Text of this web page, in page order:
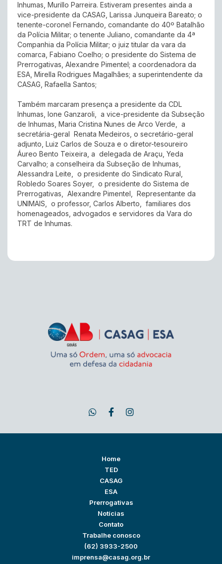
Inhumas, Murillo Parreira. Estiveram presentes ainda a
vice-presidente da CASAG, Larissa Junqueira Bareato; o
tenente-coronel Fernando, comandante do 40º Batalhão
da Polícia Militar; o tenente Juliano, comandante da 4ª
Companhia da Polícia Militar; o juiz titular da vara da
comarca, Fabiano Coelho; o presidente do Sistema de
Prerrogativas, Alexandre Pimentel; a coordenadora da
ESA, Mirella Rodrigues Magalhães; a superintendente da
CASAG, Rafaella Santos;
Também marcaram presença a presidente da CDL
Inhumas, Ione Ganzaroli, a vice-presidente da Subseção
de Inhumas, Maria Cristina Nunes de Arco Verde, a
secretária-geral Renata Medeiros, o secretário-geral
adjunto, Luiz Carlos de Souza e o diretor-tesoureiro
Áureo Bento Teixeira, a delegada de Araçu, Yeda
Carvalho; a conselheira da Subseção de Inhumas,
Alessandra Leite, o presidente do Sindicato Rural,
Robledo Soares Soyer, o presidente do Sistema de
Prerrogativas, Alexandre Pimentel, Representante da
UNIMAIS, o professor, Carlos Alberto, familiares dos
homenageados, advogados e servidores da Vara do
TRT de Inhumas.
Home
TED
CASAG
ESA
Prerrogativas
Notícias
Contato
Trabalhe conosco
(62) 3933-2500
imprensa@casag.org.br